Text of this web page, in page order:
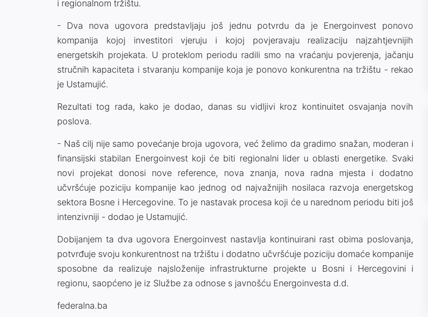
i regionalnom tržištu.
- Dva nova ugovora predstavljaju još jednu potvrdu da je Energoinvest ponovo
kompanija kojoj investitori vjeruju i kojoj povjeravaju realizaciju najzahtjevnijih
energetskih projekata. U proteklom periodu radili smo na vraćanju povjerenja, jačanju
stručnih kapaciteta i stvaranju kompanije koja je ponovo konkurentna na tržištu - rekao
je Ustamujić.
Rezultati tog rada, kako je dodao, danas su vidljivi kroz kontinuitet osvajanja novih
poslova.
- Naš cilj nije samo povećanje broja ugovora, već želimo da gradimo snažan, moderan i
finansijski stabilan Energoinvest koji će biti regionalni lider u oblasti energetike. Svaki
novi projekat donosi nove reference, nova znanja, nova radna mjesta i dodatno
učvršćuje poziciju kompanije kao jednog od najvažnijih nosilaca razvoja energetskog
sektora Bosne i Hercegovine. To je nastavak procesa koji će u narednom periodu biti još
intenzivniji - dodao je Ustamujić.
Dobijanjem ta dva ugovora Energoinvest nastavlja kontinuirani rast obima poslovanja,
potvrđuje svoju konkurentnost na tržištu i dodatno učvršćuje poziciju domaće kompanije
sposobne da realizuje najsloženije infrastrukturne projekte u Bosni i Hercegovini i
regionu, saopćeno je iz Službe za odnose s javnošću Energoinvesta d.d.
federalna.ba